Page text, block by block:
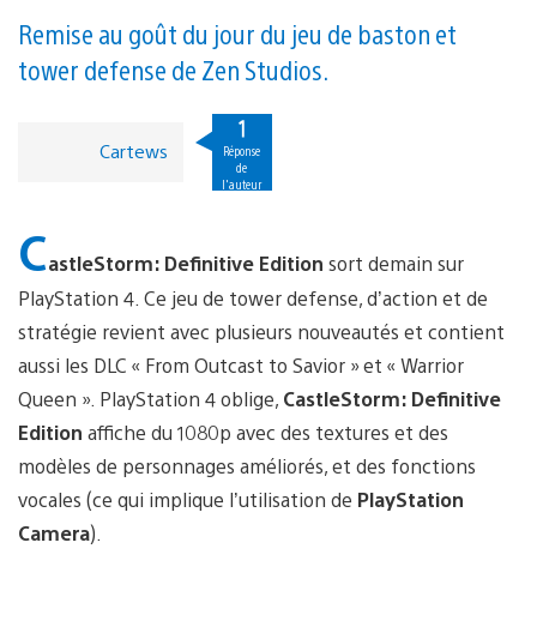
action,
stratégie
et
Remise au goût du jour du jeu de baston et
tower defense de Zen Studios.
Cartews
1
Réponse
de
l'auteur
CastleStorm: Definitive Edition sort demain sur
PlayStation 4. Ce jeu de tower defense, d’action et de
stratégie revient avec plusieurs nouveautés et contient
aussi les DLC « From Outcast to Savior » et « Warrior
Queen ». PlayStation 4 oblige, CastleStorm: Definitive
Edition affiche du 1080p avec des textures et des
modèles de personnages améliorés, et des fonctions
vocales (ce qui implique l’utilisation de PlayStation
Camera).